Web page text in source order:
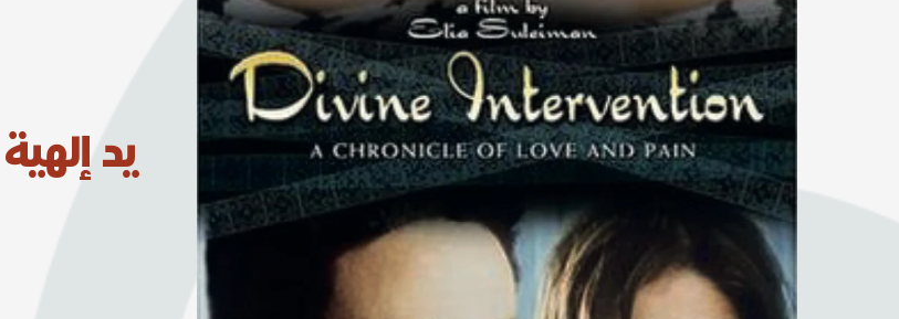
يد إلهية